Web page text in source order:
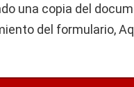
una copia del
del formulario,